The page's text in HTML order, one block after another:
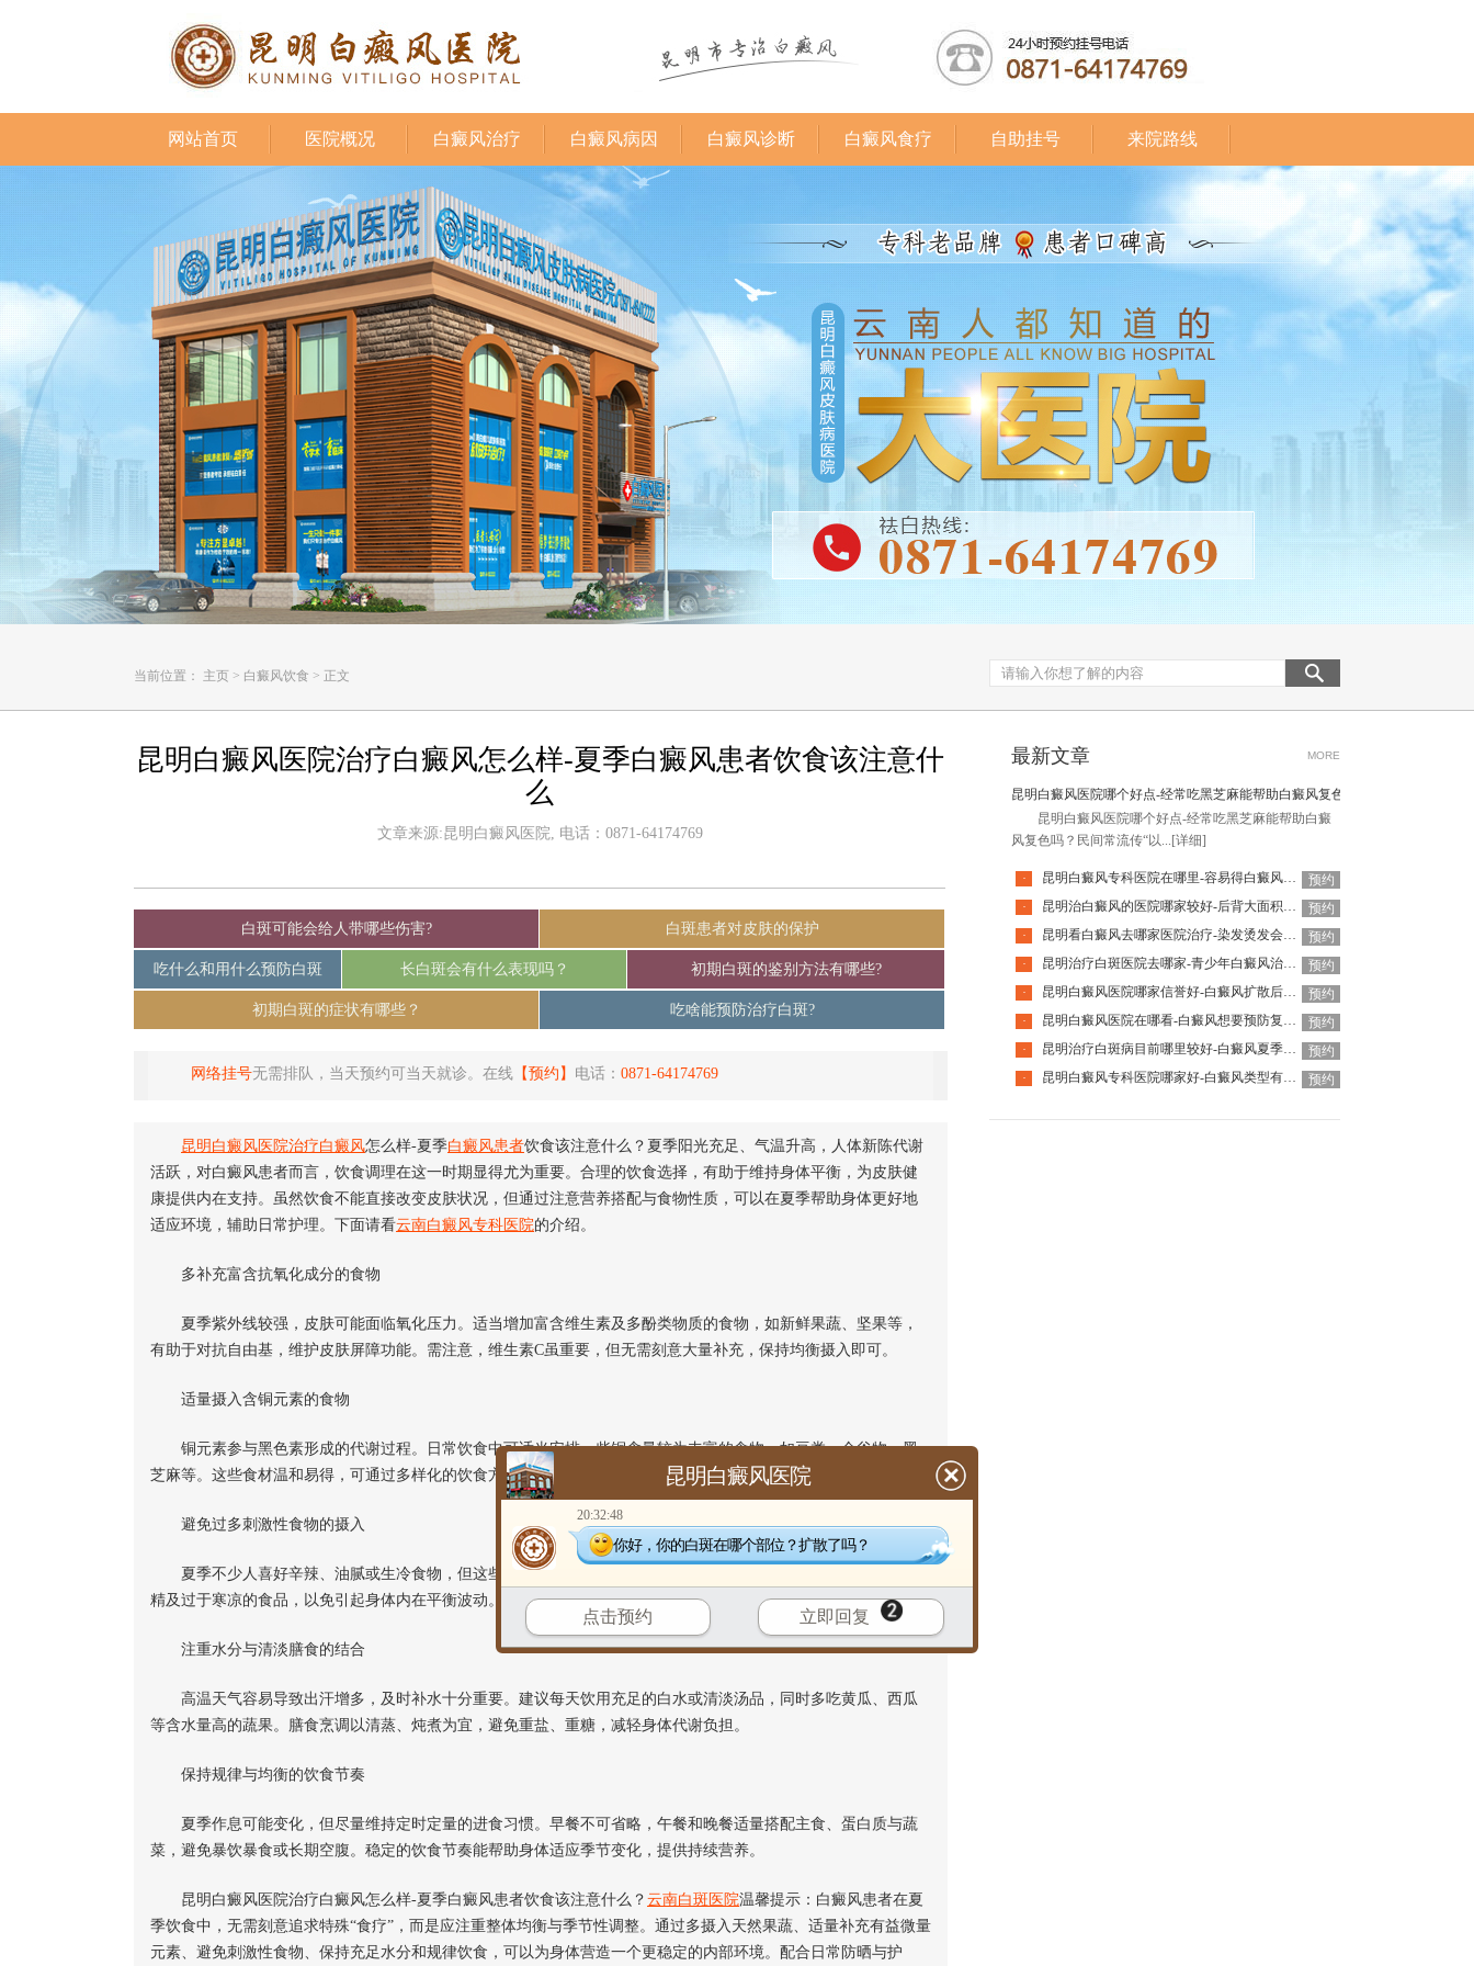
网站首页 医院概况 白癜风治疗 白癜风病因 白癜风诊断 白癜风食疗 自助挂号 来院路线
当前位置： 主页 > 白癜风饮食 > 正文
昆明白癜风医院治疗白癜风怎么样-夏季白癜风患者饮食该注意什
么
文章来源:昆明白癜风医院, 电话：0871-64174769
白斑可能会给人带哪些伤害? 白斑患者对皮肤的保护
吃什么和用什么预防白斑 长白斑会有什么表现吗？ 初期白斑的鉴别方法有哪些?
初期白斑的症状有哪些？ 吃啥能预防治疗白斑?
网络挂号无需排队，当天预约可当天就诊。在线 【预约】 电话： 0871-64174769
昆明白癜风医院治疗白癜风怎么样-夏季白癜风患者饮食该注意什么？夏季阳光充足、气温升高，人体新陈代谢
活跃，对白癜风患者而言，饮食调理在这一时期显得尤为重要。合理的饮食选择，有助于维持身体平衡，为皮肤健
康提供内在支持。虽然饮食不能直接改变皮肤状况，但通过注意营养搭配与食物性质，可以在夏季帮助身体更好地
适应环境，辅助日常护理。下面请看云南白癜风专科医院的介绍。
多补充富含抗氧化成分的食物
夏季紫外线较强，皮肤可能面临氧化压力。适当增加富含维生素及多酚类物质的食物，如新鲜果蔬、坚果等，
有助于对抗自由基，维护皮肤屏障功能。需注意，维生素C虽重要，但无需刻意大量补充，保持均衡摄入即可。
适量摄入含铜元素的食物
铜元素参与黑色素形成的代谢过程。日常饮食中可适当安排一些铜含量较为丰富的食物，如豆类、全谷物、黑
芝麻等。这些食材温和易得，可通过多样化的饮食方式自然补充，避免过度依赖单一食物。
避免过多刺激性食物的摄入
夏季不少人喜好辛辣、油腻或生冷食物，但这些可能对部分患者的身体状态产生影响。建议减少大量辣椒、酒
精及过于寒凉的食品，以免引起身体内在平衡波动。饮食以温和、易消化为主，有助于维持肠胃舒适与整体稳定。
注重水分与清淡膳食的结合
高温天气容易导致出汗增多，及时补水十分重要。建议每天饮用充足的白水或清淡汤品，同时多吃黄瓜、西瓜
等含水量高的蔬果。膳食烹调以清蒸、炖煮为宜，避免重盐、重糖，减轻身体代谢负担。
保持规律与均衡的饮食节奏
夏季作息可能变化，但尽量维持定时定量的进食习惯。早餐不可省略，午餐和晚餐适量搭配主食、蛋白质与蔬
菜，避免暴饮暴食或长期空腹。稳定的饮食节奏能帮助身体适应季节变化，提供持续营养。
昆明白癜风医院治疗白癜风怎么样-夏季白癜风患者饮食该注意什么？ 云南白斑医院温馨提示：白癜风患者在夏
季饮食中，无需刻意追求特殊“食疗”，而是应注重整体均衡与季节性调整。通过多摄入天然果蔬、适量补充有益微量
元素、避免刺激性食物、保持充足水分和规律饮食，可以为身体营造一个更稳定的内部环境。配合日常防晒与护
最新文章 MORE
昆明白癜风医院哪个好点-经常吃黑芝麻能帮助白癜风复色吗
昆明白癜风医院哪个好点-经常吃黑芝麻能帮助白癜
风复色吗？民间常流传“以... [详细]
· 昆明白癜风专科医院在哪里-容易得白癜风的人群是哪些呢
预约
·
昆明治白癜风的医院哪家较好-后背大面积白癜风能不能治好呢
预约
·
昆明看白癜风去哪家医院治疗-染发烫发会导致白癜风恶化吗
预约
·
昆明治疗白斑医院去哪家-青少年白癜风治疗要注意什么
预约
·
昆明白癜风医院哪家信誉好-白癜风扩散后会带来哪些危害
预约
·
昆明白癜风医院在哪看-白癜风想要预防复发要注意什么
预约
·
昆明治疗白斑病目前哪里较好-白癜风夏季为什么容易扩散
预约
·
昆明白癜风专科医院哪家好-白癜风类型有什么区别 预约
昆明白癜风医院
20:32:48
你好，你的白斑在哪个部位？扩散了吗？
点击预约 立即回复